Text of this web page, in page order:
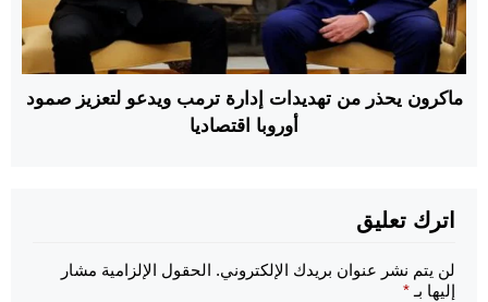
ماكرون يحذر من تهديدات إدارة ترمب ويدعو لتعزيز صمود
أوروبا اقتصاديا
اترك تعليق
لن يتم نشر عنوان بريدك الإلكتروني. الحقول الإلزامية مشار
إليها بـ *